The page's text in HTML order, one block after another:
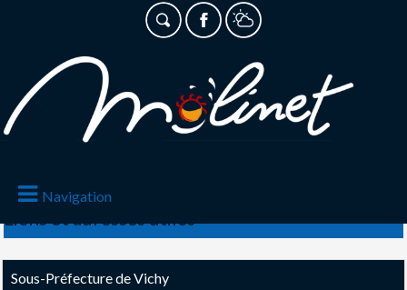
Navigation
Liens et adresses utiles
Sous-Préfecture de Vichy